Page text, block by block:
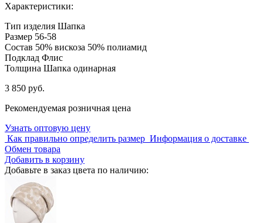
Характеристики:
Тип изделия Шапка
Размер 56-58
Состав 50% вискоза 50% полиамид
Подклад Флис
Толщина Шапка одинарная
3 850 руб.
Рекомендуемая розничная цена
Узнать оптовую цену
Как правильно определить размер Информация о доставке
Обмен товара
Добавить в корзину
Добавьте в заказ цвета по наличию: